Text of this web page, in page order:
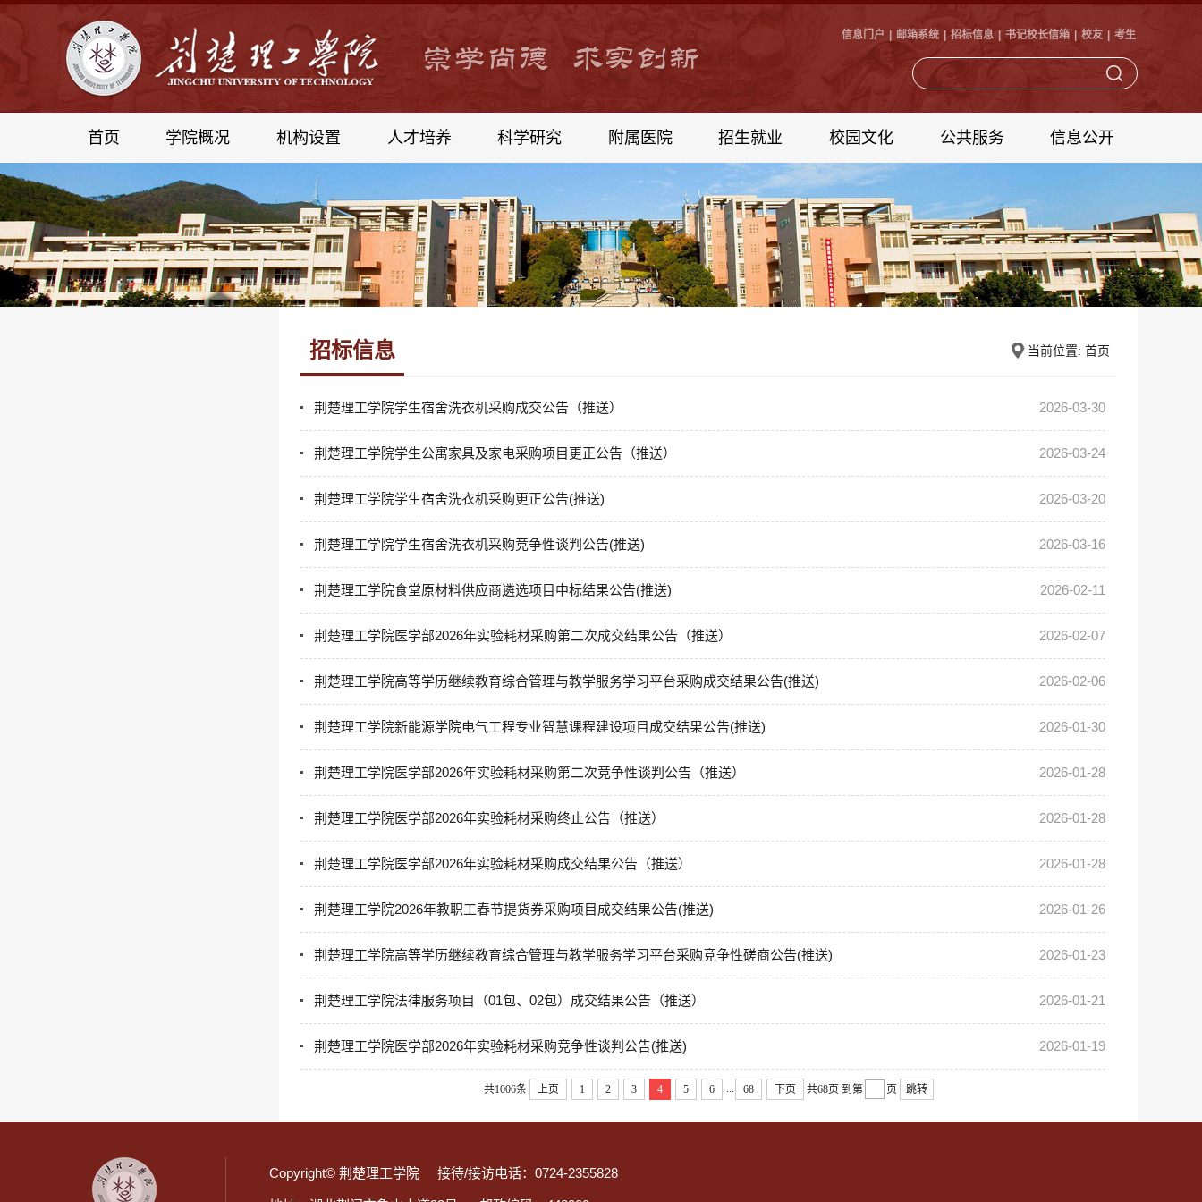
信息门户 | 邮箱系统 | 招标信息 | 书记校长信箱 | 校友 | 考生
首页 学院概况 机构设置 人才培养 科学研究 附属医院 招生就业 校园文化 公共服务 信息公开
招标信息 当前位置: 首页
2026-03-30
荆楚理工学院学生宿舍洗衣机采购成交公告（推送）
2026-03-24
荆楚理工学院学生公寓家具及家电采购项目更正公告（推送）
2026-03-20
荆楚理工学院学生宿舍洗衣机采购更正公告(推送)
2026-03-16
荆楚理工学院学生宿舍洗衣机采购竞争性谈判公告(推送)
2026-02-11
荆楚理工学院食堂原材料供应商遴选项目中标结果公告(推送)
2026-02-07
荆楚理工学院医学部2026年实验耗材采购第二次成交结果公告（推送）
2026-02-06
荆楚理工学院高等学历继续教育综合管理与教学服务学习平台采购成交结果公告(推送)
2026-01-30
荆楚理工学院新能源学院电气工程专业智慧课程建设项目成交结果公告(推送)
2026-01-28
荆楚理工学院医学部2026年实验耗材采购第二次竞争性谈判公告（推送）
2026-01-28
荆楚理工学院医学部2026年实验耗材采购终止公告（推送）
2026-01-28
荆楚理工学院医学部2026年实验耗材采购成交结果公告（推送）
2026-01-26
荆楚理工学院2026年教职工春节提货券采购项目成交结果公告(推送)
2026-01-23
荆楚理工学院高等学历继续教育综合管理与教学服务学习平台采购竞争性磋商公告(推送)
2026-01-21
荆楚理工学院法律服务项目（01包、02包）成交结果公告（推送）
2026-01-19
荆楚理工学院医学部2026年实验耗材采购竞争性谈判公告(推送)
共1006条 上页 1 2 3 4 5 6 ... 68 下页 共68页 到第 页 跳转
Copyright© 荆楚理工学院 接待/接访电话：0724-2355828